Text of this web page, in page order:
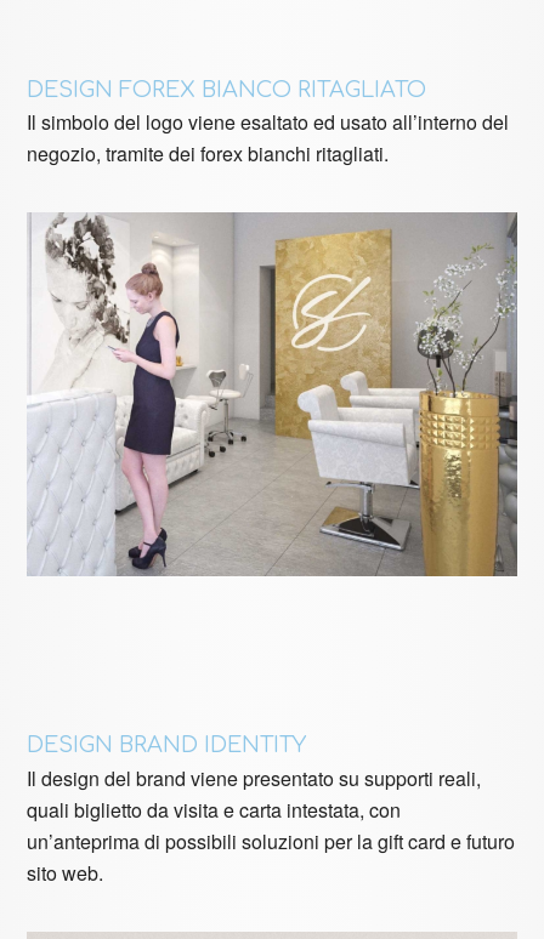
DESIGN FOREX BIANCO RITAGLIATO
Il simbolo del logo viene esaltato ed usato all’interno del
negozio, tramite dei forex bianchi ritagliati.
DESIGN BRAND IDENTITY
Il design del brand viene presentato su supporti reali,
quali biglietto da visita e carta intestata, con
un’anteprima di possibili soluzioni per la gift card e futuro
sito web.